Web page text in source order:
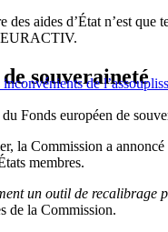
des aides d’État n’est que
EURACTIV.
de
souveraineté
Fonds européen de
la Commission a
membres.
un outil de recalibrage
de la Commission.